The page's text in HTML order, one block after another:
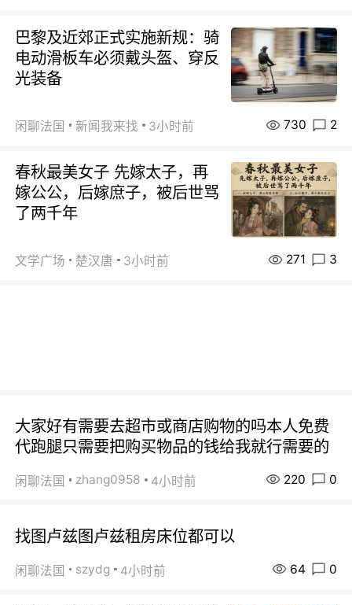
巴黎及近郊正式实施新规：骑
电动滑板车必须戴头盔、穿反
光装备
闲聊法国 新闻我来找 3小时前 730 2
春秋最美女子 先嫁太子，再
嫁公公，后嫁庶子，被后世骂
了两千年
文学广场 楚汉唐 3小时前 271 3
大家好有需要去超市或商店购物的吗本人免费
代跑腿只需要把购买物品的钱给我就行需要的
闲聊法国 zhang0958 4小时前 220 0
找图卢兹图卢兹租房床位都可以
闲聊法国 szydg 4小时前 64 0